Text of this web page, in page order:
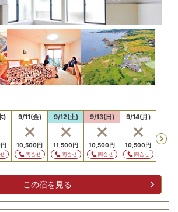
)
円
9/11(金)
10,500円
問合せ
9/12(土)
11,500円
問合せ
9/13(日)
10,500円
問合せ
9/14(月)
10,500円
問合せ
この宿を見る